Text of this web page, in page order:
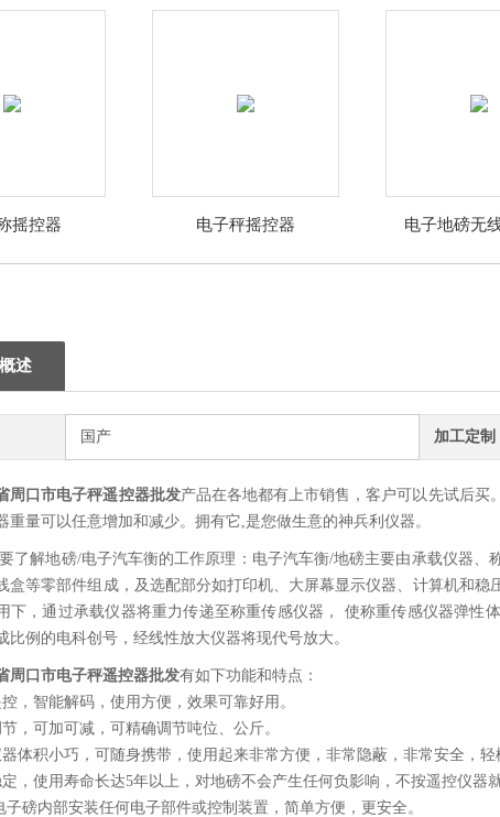
摇控器 电子秤摇控器 电子地磅无
述
国产 加工定制
周口市电子秤遥控器批发产品在各地都有上市销售，客户可以先试后买
重量可以任意增加和减少。拥有它,是您做生意的神兵利仪器。
了解地磅/电子汽车衡的工作原理：电子汽车衡/地磅主要由承载仪器
盒等零部件组成，及选配部分如打印机、大屏幕显示仪器、计算机和稳
下，通过承载仪器将重力传递至称重传感仪器， 使称重传感仪器弹性
比例的电科创号，经线性放大仪器将现代号放大。
周口市电子秤遥控器批发有如下功能和特点：
，智能解码，使用方便，效果可靠好用。
，可加可减，可精确调节吨位、公斤。
体积小巧，可随身携带，使用起来非常方便，非常隐蔽，非常安全，轻
，使用寿命长达5年以上，对地磅不会产生任何负影响，不按遥控仪器
子磅内部安装任何电子部件或控制装置，简单方便，更安全。